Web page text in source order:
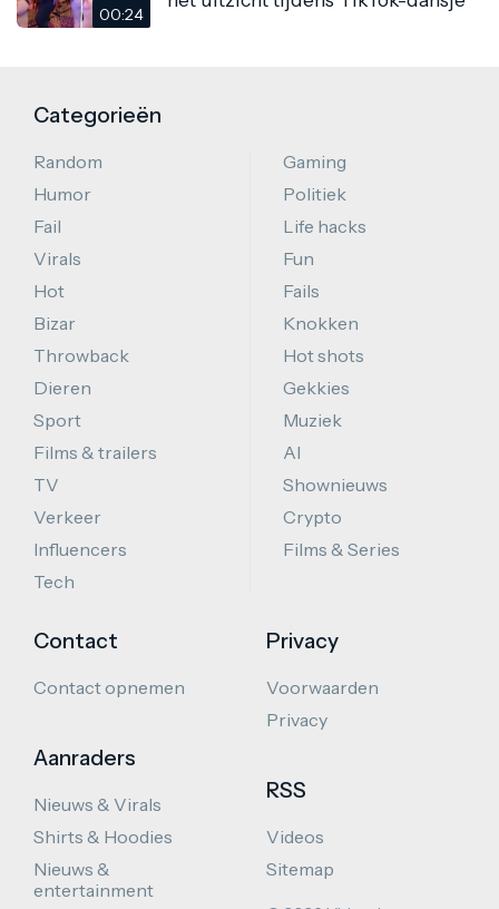
00:24
Categorieën
Random
Humor
Fail
Virals
Hot
Bizar
Throwback
Dieren
Sport
Films & trailers
TV
Verkeer
Influencers
Tech
Gaming
Politiek
Life hacks
Fun
Fails
Knokken
Hot shots
Gekkies
Muziek
AI
Shownieuws
Crypto
Films & Series
Contact
Contact opnemen
Aanraders
Nieuws & Virals
Shirts & Hoodies
Nieuws &
entertainment
Privacy
Voorwaarden
Privacy
RSS
Videos
Sitemap